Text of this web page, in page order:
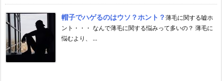
帽子でハゲるのはウソ？ホント？ 薄毛に関する嘘ホ
ント・・・ なんで薄毛に関する悩みって多いの？ 薄毛に
悩むより、 ...